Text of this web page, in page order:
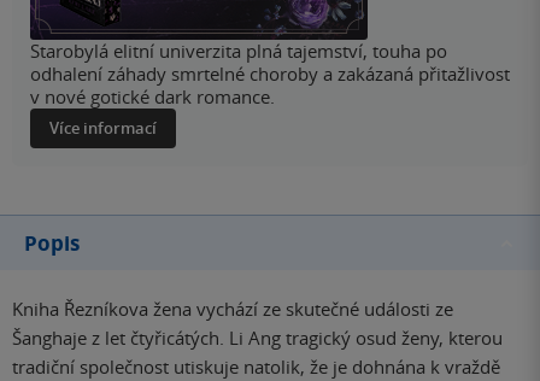
Starobylá elitní univerzita plná tajemství, touha po
odhalení záhady smrtelné choroby a zakázaná přitažlivost
v nové gotické dark romance.
Více informací
Popis
Kniha Řezníkova žena vychází ze skutečné události ze
Šanghaje z let čtyřicátých. Li Ang tragický osud ženy, kterou
tradiční společnost utiskuje natolik, že je dohnána k vraždě